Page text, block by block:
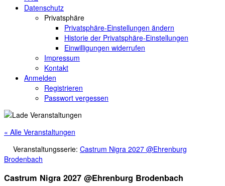
Datenschutz
Privatsphäre
Privatsphäre-Einstellungen ändern
Historie der Privatsphäre-Einstellungen
Einwilligungen widerrufen
Impressum
Kontakt
Anmelden
Registrieren
Passwort vergessen
« Alle Veranstaltungen
Veranstaltungsserie: Castrum Nigra 2027 @Ehrenburg
Brodenbach
Castrum Nigra 2027 @Ehrenburg Brodenbach